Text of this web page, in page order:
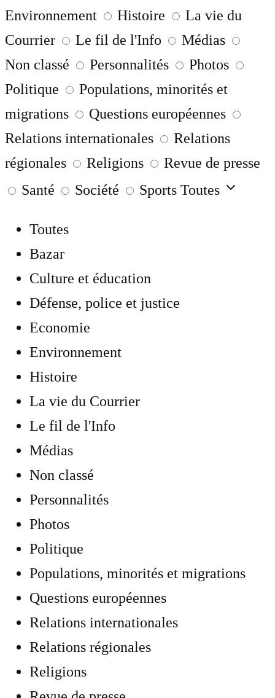
Environnement
Histoire
La vie du
Courrier
Le fil de l'Info
Médias
Non classé
Personnalités
Photos
Politique
Populations, minorités et
migrations
Questions européennes
Relations internationales
Relations
régionales
Religions
Revue de presse
Santé
Société Sports Toutes
Toutes
Bazar
Culture et éducation
Défense, police et justice
Economie
Environnement
Histoire
La vie du Courrier
Le fil de l'Info
Médias
Non classé
Personnalités
Photos
Politique
Populations, minorités et migrations
Questions européennes
Relations internationales
Relations régionales
Religions